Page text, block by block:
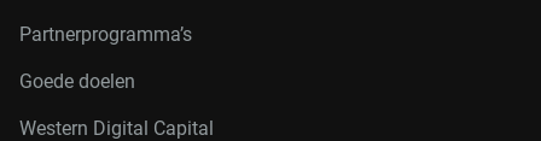
Partnerprogramma’s
Goede doelen
Western Digital Capital